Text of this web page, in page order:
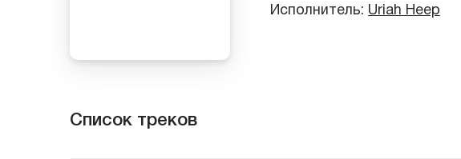
Исполнитель: Uriah Heep
Список треков